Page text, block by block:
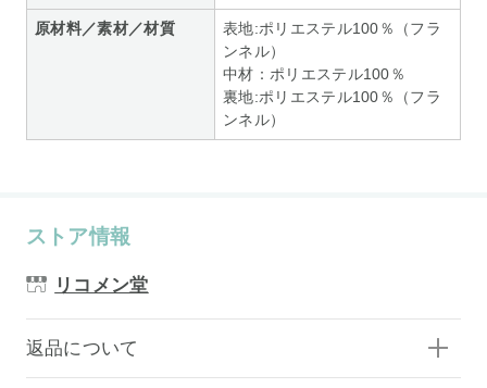
原材料／素材／材質
表地:ポリエステル100％（フラ
ンネル）
中材：ポリエステル100％
裏地:ポリエステル100％（フラ
ンネル）
ストア情報
リコメン堂
返品について